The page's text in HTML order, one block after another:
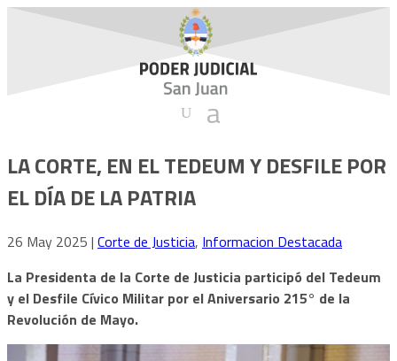
LA CORTE, EN EL TEDEUM Y DESFILE POR
EL DÍA DE LA PATRIA
26 May 2025 | Corte de Justicia, Informacion Destacada
La Presidenta de la Corte de Justicia participó del Tedeum
y el Desfile Cívico Militar por el Aniversario 215° de la
Revolución de Mayo.